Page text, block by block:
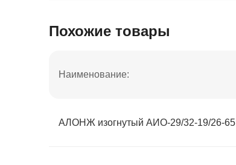
Похожие товары
Наименование:
АЛОНЖ изогнутый АИО-29/32-19/26-65